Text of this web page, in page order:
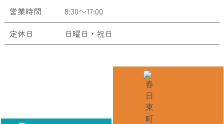
営業時間
8:30〜17:00
定休日
日曜日・祝日